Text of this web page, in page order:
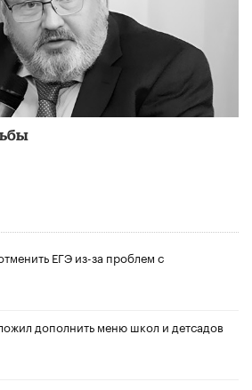
ЕГЭ из-за проблем с
дополнить меню школ и детсадов